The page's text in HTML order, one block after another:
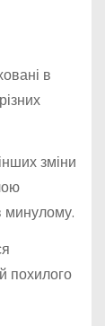
в
зміни
минулому.
похилого